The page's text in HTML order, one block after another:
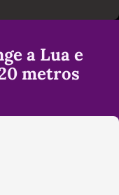
a Lua e
metros